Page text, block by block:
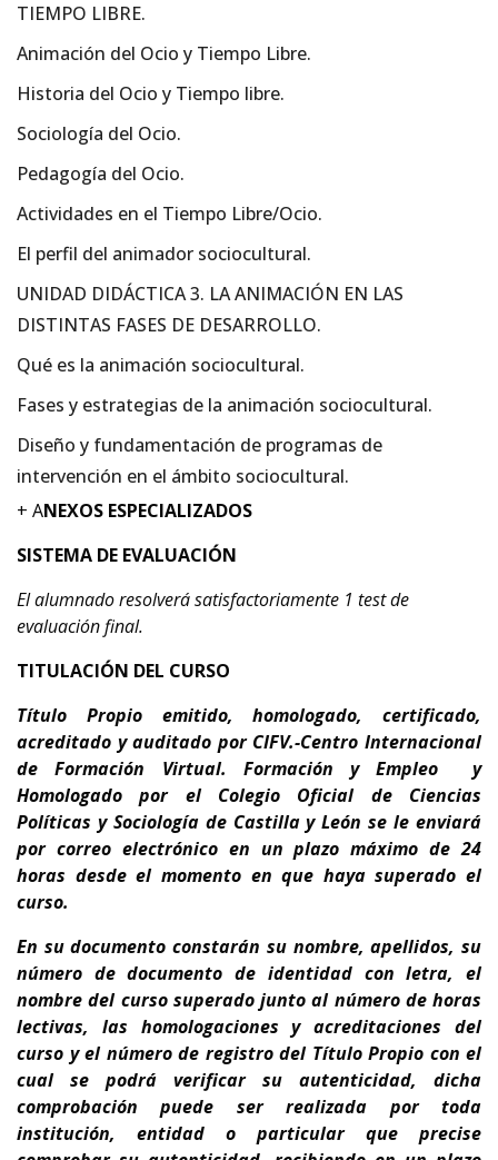
TIEMPO LIBRE.
Animación del Ocio y Tiempo Libre.
Historia del Ocio y Tiempo libre.
Sociología del Ocio.
Pedagogía del Ocio.
Actividades en el Tiempo Libre/Ocio.
El perfil del animador sociocultural.
UNIDAD DIDÁCTICA 3. LA ANIMACIÓN EN LAS
DISTINTAS FASES DE DESARROLLO.
Qué es la animación sociocultural.
Fases y estrategias de la animación sociocultural.
Diseño y fundamentación de programas de
intervención en el ámbito sociocultural.
+ ANEXOS ESPECIALIZADOS
SISTEMA DE EVALUACIÓN
El alumnado resolverá satisfactoriamente 1 test de
evaluación final.
TITULACIÓN DEL CURSO
Título Propio emitido, homologado, certificado,
acreditado y auditado por CIFV.-Centro Internacional
de Formación Virtual. Formación y Empleo
y
Homologado por el Colegio Oficial de Ciencias
Políticas y Sociología de Castilla y Leónse le enviará
por correo electrónico en un plazo máximo de 24
horas desde el momento en que haya superado el
curso.
En su documentoconstarán su nombre, apellidos, su
número de documento de identidad con letra, el
nombre del curso superado junto al número de horas
lectivas, las homologaciones y acreditaciones del
curso y el número de registro del Título Propio con el
cual se podrá verificar su autenticidad, dicha
comprobación puede ser realizada por toda
institución, entidad o particular que precise